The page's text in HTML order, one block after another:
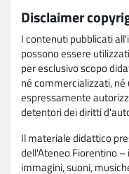
Disclaimer
I contenuti pubblicati
possono essere
per esclusivo scopo
né commercializzati,
espressamente
detentori dei diritti
Il materiale didattico
dell'Ateneo Fiorentino
immagini, suoni,